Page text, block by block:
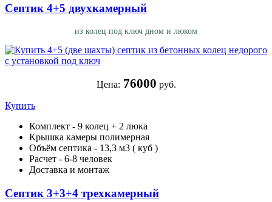
Септик 4+5 двухкамерный
из колец под ключ дном и люком
Цена: 76000 руб.
Купить
Комплект - 9 колец + 2 люка
Крышка камеры полимерная
Объём септика - 13,3 м3 ( куб )
Расчет - 6-8 человек
Доставка и монтаж
Септик 3+3+4 трехкамерный